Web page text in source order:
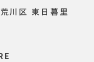
荒川区 東日暮里